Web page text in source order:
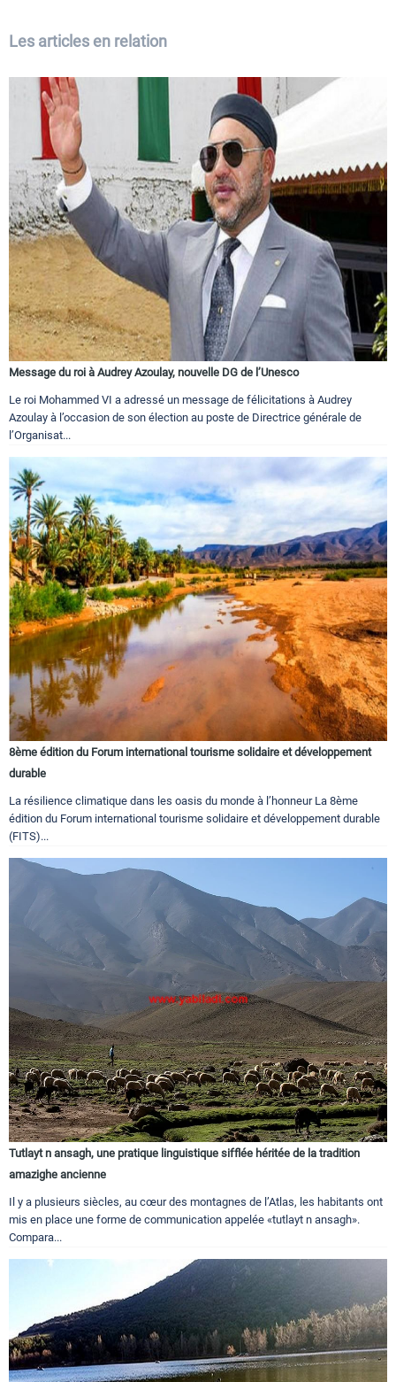
Les articles en relation
Message du roi à Audrey Azoulay, nouvelle DG de l’Unesco
Le roi Mohammed VI a adressé un message de félicitations à Audrey
Azoulay à l’occasion de son élection au poste de Directrice générale de
l’Organisat...
8ème édition du Forum international tourisme solidaire et développement
durable
La résilience climatique dans les oasis du monde à l’honneur La 8ème
édition du Forum international tourisme solidaire et développement durable
(FITS)...
Tutlayt n ansagh, une pratique linguistique sifflée héritée de la tradition
amazighe ancienne
Il y a plusieurs siècles, au cœur des montagnes de l’Atlas, les habitants ont
mis en place une forme de communication appelée «tutlayt n ansagh».
Compara...